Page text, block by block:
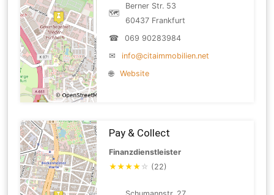
🗺
Berner Str. 53
60437 Frankfurt
☎
069 90283984
✉
info@citaimmobilien.net
🌐
Website
Pay & Collect
Finanzdienstleister
★★★★ ☆ (22)